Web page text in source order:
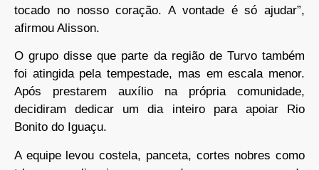
tocado no nosso coração. A vontade é só ajudar”,
afirmou Alisson.
O grupo disse que parte da região de Turvo também
foi atingida pela tempestade, mas em escala menor.
Após prestarem auxílio na própria comunidade,
decidiram dedicar um dia inteiro para apoiar Rio
Bonito do Iguaçu.
A equipe levou costela, panceta, cortes nobres como